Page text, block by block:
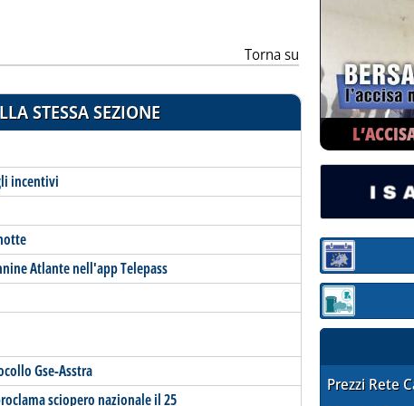
Torna su
STESSA SEZIONE
incentivi
Atlante nell'app Telepass
Gse-Asstra
sciopero nazionale il 25
Sezione:
Sezione:
Prezzi Rete